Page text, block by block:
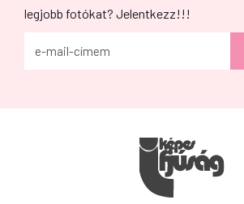
legjobb fotókat? Jelentkezz!!!